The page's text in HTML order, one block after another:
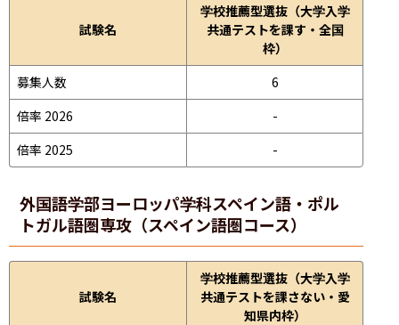
試験名
学校推薦型選抜（大学入学
共通テストを課す・全国
枠）
募集人数
6
倍率 2026
-
倍率 2025
-
外国語学部ヨーロッパ学科スペイン語・ポル
トガル語圏専攻（スペイン語圏コース）
試験名
学校推薦型選抜（大学入学
共通テストを課さない・愛
知県内枠）